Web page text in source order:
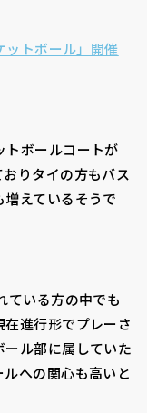
ットボール」開催
トボールコートが
りタイの方もバス
えているそうで
ている方の中でも
進行形でプレーさ
ル部に属していた
への関心も高いと